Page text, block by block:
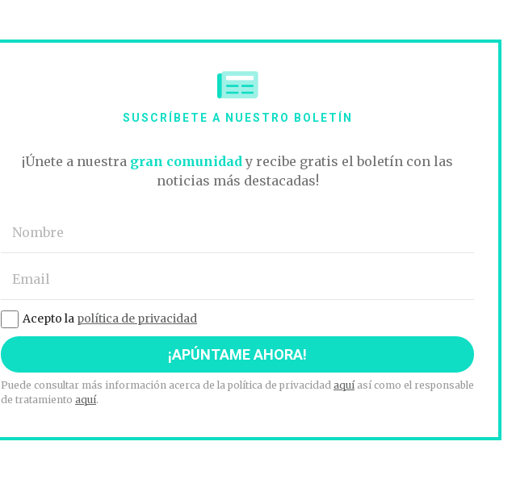
SUSCRÍBETE A NUESTRO BOLETÍN
¡Únete a nuestra gran comunidady recibe gratis el boletín con las
noticias más destacadas!
Acepto la política de privacidad
Puede consultar más información acerca de la política de privacidad aquíasí como el responsable
de tratamiento aquí.